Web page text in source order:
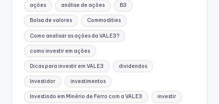
ações análise de ações B3
Bolsa de valores Commodities
Como analisar as ações da VALE3?
como investir em ações
Dicas para investir em VALE3 dividendos
Investidor investimentos
Investindo em Minério de Ferro com a VALE3 investir